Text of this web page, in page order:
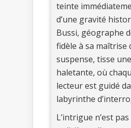
teinte
d’une gravité
Bussi, géographe
fidèle à sa maîtrise
suspense, tisse
haletante, où
lecteur est guidé
labyrinthe
L’intrigue n’est